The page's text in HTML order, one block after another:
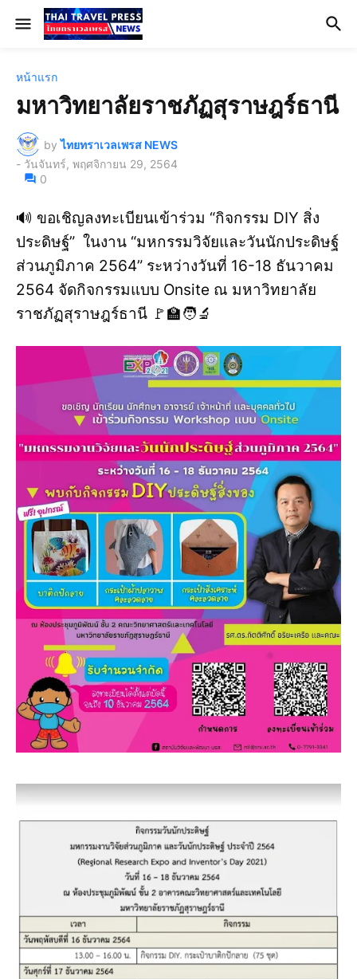
หน้าแรก
มหาวิทยาลัยราชภัฏสุราษฎร์ธานี
by ไทยทราเวลเพรส NEWS
- วันจันทร์, พฤศจิกายน 29, 2564
0
🔊 ขอเชิญลงทะเบียนเข้าร่วม “กิจกรรม DIY สิ่ง
ประดิษฐ์” ในงาน “มหกรรมวิจัยและวันนักประดิษฐ์
ส่วนภูมิภาค 2564” ระหว่างวันที่ 16-18 ธันวาคม
2564 จัดกิจกรรมแบบ Onsite ณ มหาวิทยาลัย
ราชภัฏสุราษฎร์ธานี 🚩🏫🧑‍🔬